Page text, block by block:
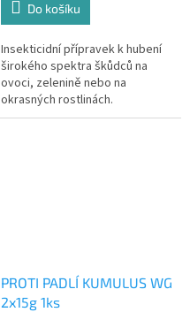
Do košíku
Insekticidní přípravek k hubení
širokého spektra škůdců na
ovoci, zelenině nebo na
okrasných rostlinách.
PROTI PADLÍ KUMULUS WG
2x15g 1ks